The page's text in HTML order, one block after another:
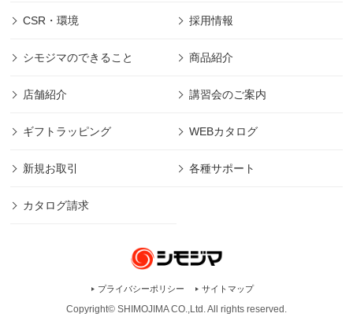
CSR・環境 採用情報
シモジマのできること 商品紹介
店舗紹介 講習会のご案内
ギフトラッピング WEBカタログ
新規お取引 各種サポート
カタログ請求
プライバシーポリシー サイトマップ
Copyright© SHIMOJIMA CO.,Ltd. All rights reserved.